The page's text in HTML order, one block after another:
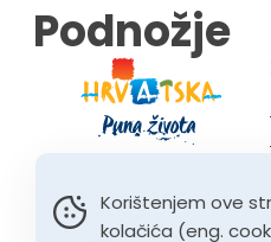
Podnožje
Korištenjem ove
kolačića (eng.